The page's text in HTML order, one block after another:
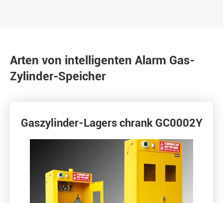
Arten von intelligenten Alarm Gas-
Zylinder-Speicher
Gaszylinder-Lagers chrank GC0002Y